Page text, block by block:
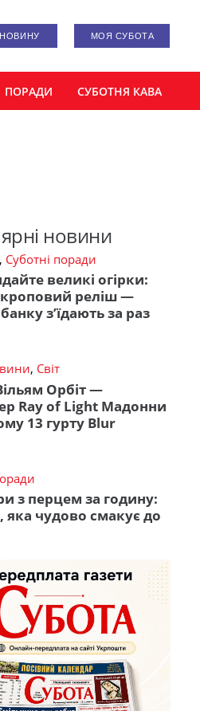
МОЯ СУБОТА
ПОРАДИ СУБОТНЯ КАВА
новини
, Суботні поради
великі огірки:
кроповий реліш —
з’їдають за раз
, Світ
Орбіт —
Ray of Light Мадонни
13 гурту Blur
з перцем за годину:
яка чудово смакує до